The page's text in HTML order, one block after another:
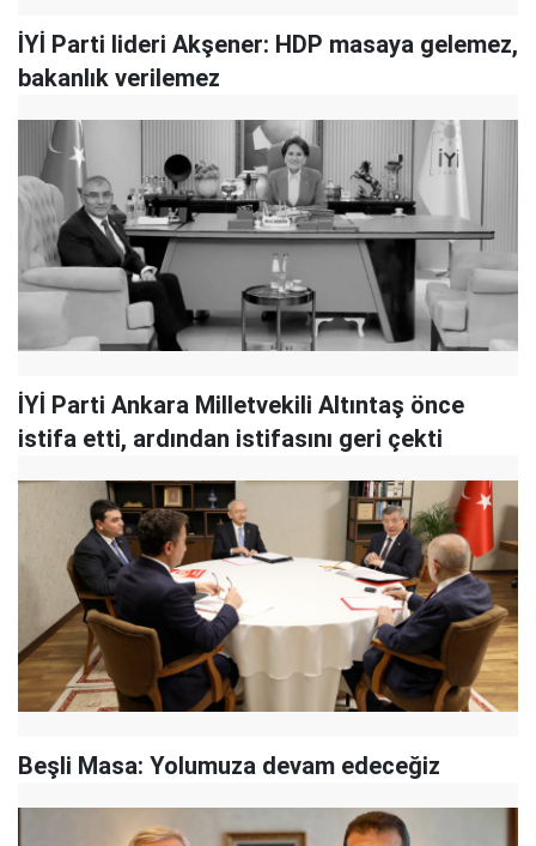
İYİ Parti lideri Akşener: HDP masaya gelemez,
bakanlık verilemez
İYİ Parti Ankara Milletvekili Altıntaş önce
istifa etti, ardından istifasını geri çekti
Beşli Masa: Yolumuza devam edeceğiz